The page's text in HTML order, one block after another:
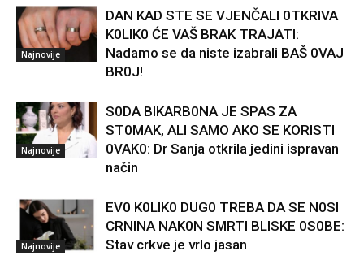
Najnovije
DAN KAD STE SE VJENČALI 0TKRIVA
K0LIK0 ĆE VAŠ BRAK TRAJATI:
Nadamo se da niste izabrali BAŠ 0VAJ
BR0J!
Najnovije
S0DA BIKARB0NA JE SPAS ZA
ST0MAK, ALI SAMO AKO SE KORISTI
0VAK0: Dr Sanja otkrila jedini ispravan
način
Najnovije
EV0 K0LIK0 DUG0 TREBA DA SE N0SI
CRNINA NAK0N SMRTI BLISKE 0S0BE:
Stav crkve je vrlo jasan